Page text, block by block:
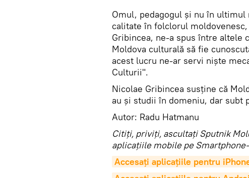
Omul, pedagogul și nu în
calitate în folclorul
Gribincea, ne-a spus între altele
Moldova culturală să fie
acest lucru ne-ar servi niște
Culturii".
Nicolae Gribincea susține că
au și studii în domeniu, dar subt
Autor: Radu Hatmanu
Citiţi, priviţi, ascultaţi Sputnik
aplicaţiile mobile pe
Accesaţi aplicaţiile pentru